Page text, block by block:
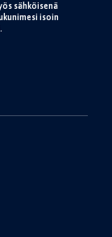
sähköisenä
isoin